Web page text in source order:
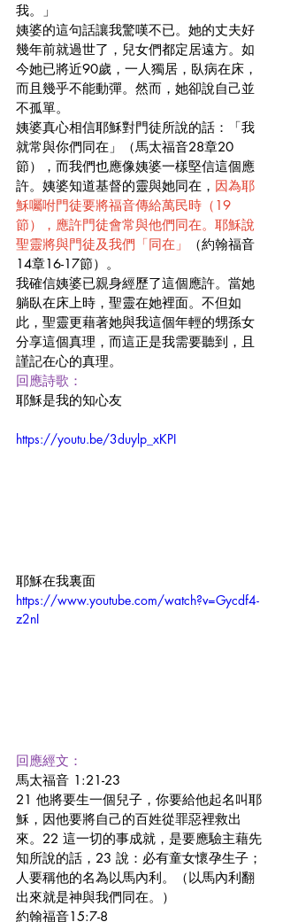
我。」
姨婆的這句話讓我驚嘆不已。她的丈夫好
幾年前就過世了，兒女們都定居遠方。如
今她已將近90歲，一人獨居，臥病在床，
而且幾乎不能動彈。然而，她卻說自己並
不孤單。
姨婆真心相信耶穌對門徒所說的話：「我
就常與你們同在」（馬太福音28章20
節），而我們也應像姨婆一樣堅信這個應
許。姨婆知道基督的靈與她同在， 因為耶
穌囑咐門徒要將福音傳給萬民時（19
節），應許門徒會常與他們同在。耶穌說
聖靈將與門徒及我們「同在」
（約翰福音
14章16-17節）。
我確信姨婆已親身經歷了這個應許。當她
躺臥在床上時，聖靈在她裡面。不但如
此，聖靈更藉著她與我這個年輕的甥孫女
分享這個真理，而這正是我需要聽到，且
謹記在心的真理。
回應詩歌：
耶穌是我的知心友
https://youtu.be/3duylp_xKPI
耶穌在我裏面
https://www.youtube.com/watch?v=Gycdf4-
z2nI
回應經文：
馬太福音 1:21-23
21 他將要生一個兒子，你要給他起名叫耶
穌，因他要將自己的百姓從罪惡裡救出
來。22 這一切的事成就，是要應驗主藉先
知所說的話，23 說：必有童女懷孕生子；
人要稱他的名為以馬內利。（以馬內利翻
出來就是神與我們同在。）
約翰福音15:7-8